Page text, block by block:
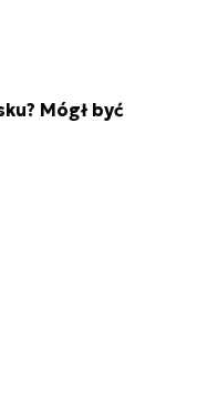
Mógł być